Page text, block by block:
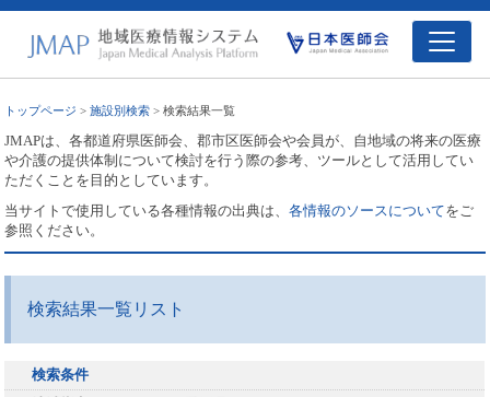
トップページ >施設別検索 > 検索結果一覧
JMAPは、各都道府県医師会、郡市区医師会や会員が、自地域の将来の医療
や介護の提供体制について検討を行う際の参考、ツールとして活用してい
ただくことを目的としています。
当サイトで使用している各種情報の出典は、各情報のソースについてをご
参照ください。
検索結果一覧リスト
検索条件